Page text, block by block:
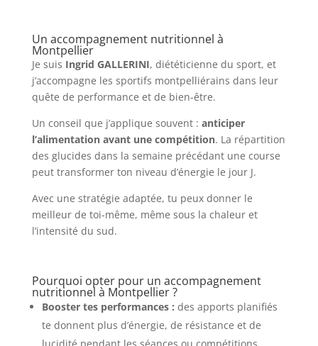
Un accompagnement nutritionnel à
Montpellier
Je suis Ingrid GALLERINI, diététicienne du sport, et
j’accompagne les sportifs montpelliérains dans leur
quête de performance et de bien-être.
Un conseil que j’applique souvent : anticiper
l’alimentation avant une compétition. La répartition
des glucides dans la semaine précédant une course
peut transformer ton niveau d’énergie le jour J.
Avec une stratégie adaptée, tu peux donner le
meilleur de toi-même, même sous la chaleur et
l’intensité du sud.
Pourquoi opter pour un accompagnement
nutritionnel à Montpellier ?
Booster tes performances : des apports planifiés
te donnent plus d’énergie, de résistance et de
lucidité pendant les séances ou compétitions.